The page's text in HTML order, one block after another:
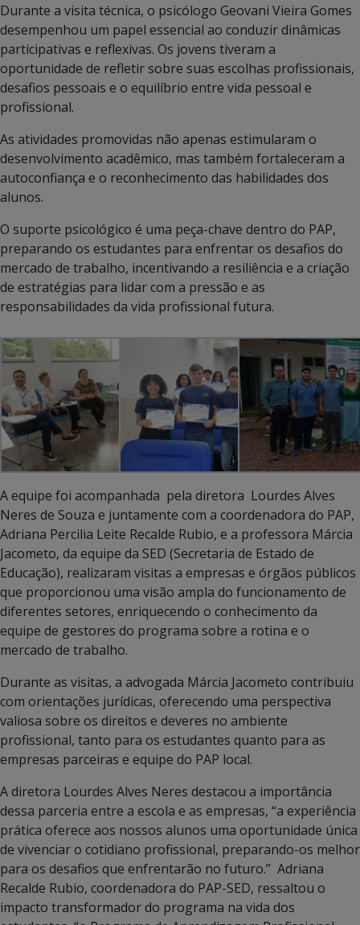
Durante a visita técnica, o psicólogo Geovani Vieira Gomes
desempenhou um papel essencial ao conduzir dinâmicas
participativas e reflexivas. Os jovens tiveram a
oportunidade de refletir sobre suas escolhas profissionais,
desafios pessoais e o equilíbrio entre vida pessoal e
profissional.
As atividades promovidas não apenas estimularam o
desenvolvimento acadêmico, mas também fortaleceram a
autoconfiança e o reconhecimento das habilidades dos
alunos.
O suporte psicológico é uma peça-chave dentro do PAP,
preparando os estudantes para enfrentar os desafios do
mercado de trabalho, incentivando a resiliência e a criação
de estratégias para lidar com a pressão e as
responsabilidades da vida profissional futura.
A equipe foi acompanhada pela diretora Lourdes Alves
Neres de Souza e juntamente com a coordenadora do PAP,
Adriana Percilia Leite Recalde Rubio, e a professora Márcia
Jacometo, da equipe da SED (Secretaria de Estado de
Educação), realizaram visitas a empresas e órgãos públicos
que proporcionou uma visão ampla do funcionamento de
diferentes setores, enriquecendo o conhecimento da
equipe de gestores do programa sobre a rotina e o
mercado de trabalho.
Durante as visitas, a advogada Márcia Jacometo contribuiu
com orientações jurídicas, oferecendo uma perspectiva
valiosa sobre os direitos e deveres no ambiente
profissional, tanto para os estudantes quanto para as
empresas parceiras e equipe do PAP local.
A diretora Lourdes Alves Neres destacou a importância
dessa parceria entre a escola e as empresas, “a experiência
prática oferece aos nossos alunos uma oportunidade única
de vivenciar o cotidiano profissional, preparando-os melhor
para os desafios que enfrentarão no futuro.” Adriana
Recalde Rubio, coordenadora do PAP-SED, ressaltou o
impacto transformador do programa na vida dos